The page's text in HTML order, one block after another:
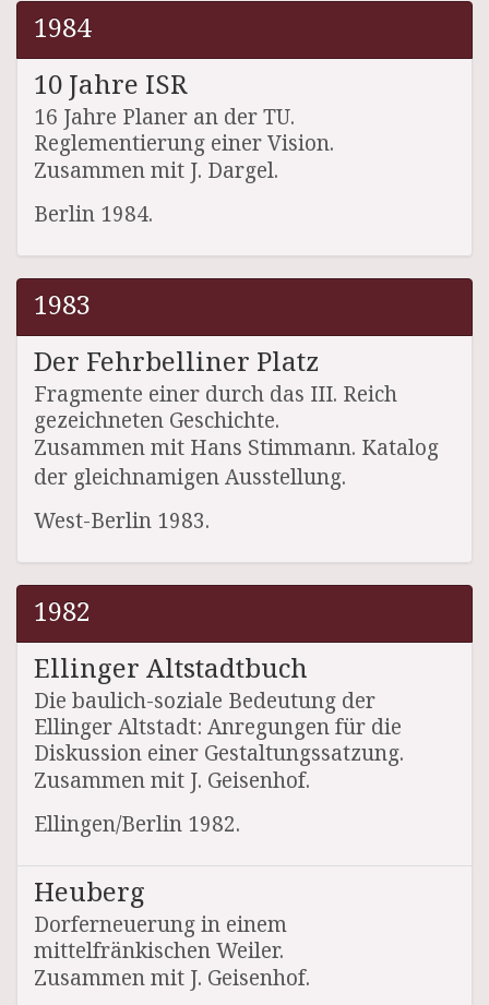
1984
10 Jahre ISR
16 Jahre Planer an der TU.
Reglementierung einer Vision.
Zusammen mit J. Dargel.
Berlin 1984.
1983
Der Fehrbelliner Platz
Fragmente einer durch das III. Reich
gezeichneten Geschichte.
Zusammen mit Hans Stimmann. Katalog
der gleichnamigen Ausstellung.
West-Berlin 1983.
1982
Ellinger Altstadtbuch
Die baulich-soziale Bedeutung der
Ellinger Altstadt: Anregungen für die
Diskussion einer Gestaltungssatzung.
Zusammen mit J. Geisenhof.
Ellingen/Berlin 1982.
Heuberg
Dorferneuerung in einem
mittelfränkischen Weiler.
Zusammen mit J. Geisenhof.